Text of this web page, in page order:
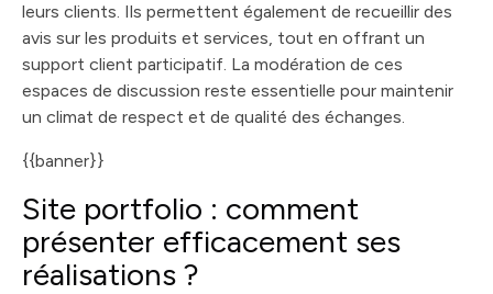
leurs clients. Ils permettent également de recueillir des
avis sur les produits et services, tout en offrant un
support client participatif. La modération de ces
espaces de discussion reste essentielle pour maintenir
un climat de respect et de qualité des échanges.
{{banner}}
Site portfolio : comment
présenter efficacement ses
réalisations ?